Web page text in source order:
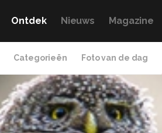
Ontdek Nieuws Magazine
Categorieën Foto van de dag